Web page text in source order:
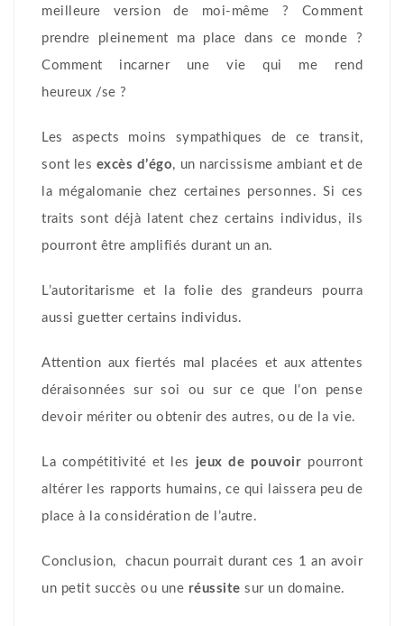
meilleure version de moi-même ? Comment
prendre pleinement ma place dans ce monde ?
Comment incarner une vie qui me rend
heureux /se ?
Les aspects moins sympathiques de ce transit,
sont les excès d’égo, un narcissisme ambiant et de
la mégalomanie chez certaines personnes. Si ces
traits sont déjà latent chez certains individus, ils
pourront être amplifiés durant un an.
L’autoritarisme et la folie des grandeurs pourra
aussi guetter certains individus.
Attention aux fiertés mal placées et aux attentes
déraisonnées sur soi ou sur ce que l’on pense
devoir mériter ou obtenir des autres, ou de la vie.
La compétitivité et les jeux de pouvoir pourront
altérer les rapports humains, ce qui laissera peu de
place à la considération de l’autre.
Conclusion, chacun pourrait durant ces 1 an avoir
un petit succès ou une réussite sur un domaine.